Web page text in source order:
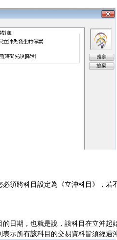
須將科目設定為《立沖科目》，若
日期，也就是說，該科目在立沖起
示所有該科目的交易資料皆須經過